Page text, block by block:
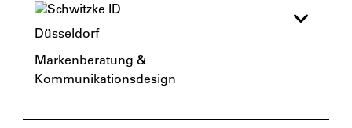
Düsseldorf
Markenberatung &
Kommunikationsdesign